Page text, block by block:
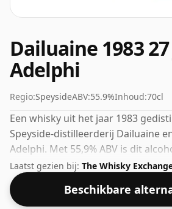
Dailuaine 1983
Adelphi
Regio:SpeysideABV:55.9%Inhoud:70cl
Een whisky uit het jaar 1983
Speyside-distilleerderij Dailuaine
Adelphi. Met 55,9% ABV is dit
acceptabel. Gebotteld in de
van 70cl.
Laatst gezien bij: The Whisky
Beschikbare